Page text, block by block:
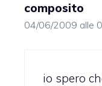
composito
04/06/2009 alle
io spero